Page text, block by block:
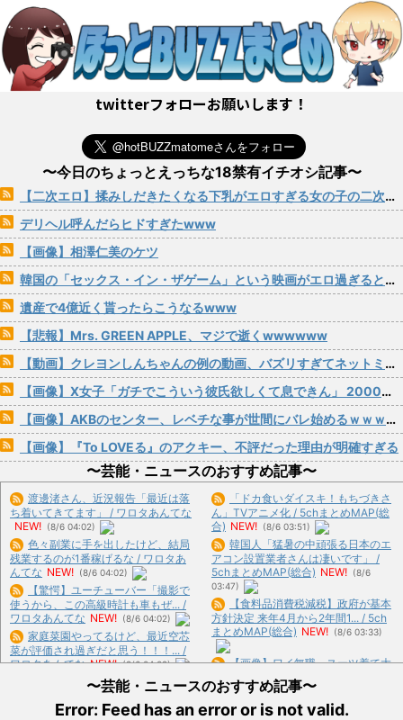
twitterフォローお願いします！
〜今日のちょっとえっちな18禁有イチオシ記事〜
【二次エロ】揉みしだきたくなる下乳がエロすぎる女の子の二次画像 その29
デリヘル呼んだらヒドすぎたwww
【画像】相澤仁美のケツ
韓国の「セックス・イン・ザゲーム」という映画がエロ過ぎると話題にｗｗｗ
遺産で4億近く貰ったらこうなるwww
【悲報】Mrs. GREEN APPLE、マジで逝くwwwwww
【動画】クレヨンしんちゃんの例の動画、バズリすぎてネットミームと化すｗｗｗｗ
【画像】X女子「ガチでこういう彼氏欲しくて息できん」 2000万バズ
【画像】AKBのセンター、レベチな事が世間にバレ始めるｗｗｗｗｗｗｗ
【画像】『To LOVEる』のアクキー、不評だった理由が明確すぎる
〜芸能・ニュースのおすすめ記事〜
渡邊渚さん、近況報告「最近は落
ち着いてきてます」 / ワロタあんてな
NEW! (8/6 04:02)
色々副業に手を出したけど、結局
残業するのが1番稼げるな / ワロタあ
んてな NEW! (8/6 04:02)
【驚愕】ユーチューバー「撮影で
使うから、この高級時計も車もぜ... /
ワロタあんてな NEW! (8/6 04:02)
家庭菜園やってるけど、最近空芯
菜が評価され過ぎだと思う！！！... /
ワロタあんてな NEW! (8/6 04:02)
ワンピース原作者・尾田栄一郎が
描いた担当編集の似顔絵「ムダに... /
ワロタあんてな NEW! (8/6 04:02)
「ドカ食いダイスキ！もちづきさ
ん」TVアニメ化 / 5chまとめMAP(総
合) NEW! (8/6 03:51)
韓国人「猛暑の中頑張る日本のエ
アコン設置業者さんは凄いです」 /
5chまとめMAP(総合) NEW! (8/6
03:47)
【食料品消費税減税】政府が基本
方針決定 来年4月から2年間1... / 5ch
まとめMAP(総合) NEW! (8/6 03:33)
【画像】ワイ無職、スーツ着て大
手町丸の内を徘徊 / 5chまとめ
MAP(総合) NEW! (8/6 03:29)
【台湾】 頼総統、台日の最大の脅
〜芸能・ニュースのおすすめ記事〜
Error: Feed has an error or is not valid.